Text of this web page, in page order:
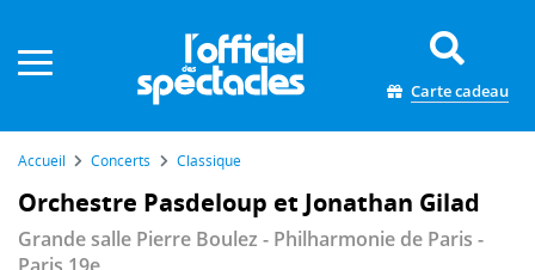
Carte cadeau
Accueil Concerts Classique
Orchestre Pasdeloup et Jonathan Gilad
Grande salle Pierre Boulez - Philharmonie de Paris -
Paris 19e